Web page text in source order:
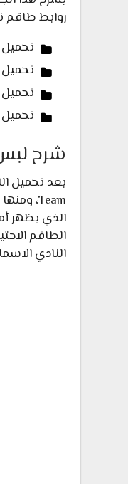
روابط طاقم
تحميل
تحميل لبس
تحميل لبس
شرح لبس
بعد تحميل
النادي